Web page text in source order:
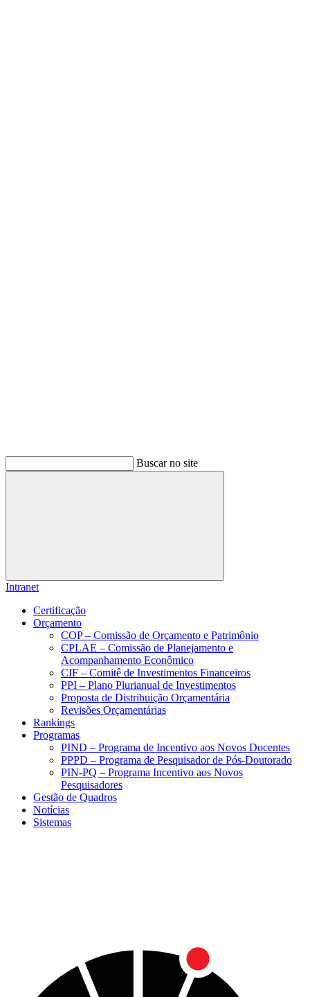
Buscar no site
Buscar
Intranet
Certificação
Orçamento
COP – Comissão de Orçamento e Patrimônio
CPLAE – Comissão de Planejamento e
Acompanhamento Econômico
CIF – Comitê de Investimentos Financeiros
PPI – Plano Plurianual de Investimentos
Proposta de Distribuição Orçamentária
Revisões Orçamentárias
Rankings
Programas
PIND – Programa de Incentivo aos Novos Docentes
PPPD – Programa de Pesquisador de Pós-Doutorado
PIN-PQ – Programa Incentivo aos Novos
Pesquisadores
Gestão de Quadros
Notícias
Sistemas